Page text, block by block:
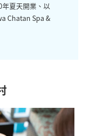
夏天開業、以
Chatan Spa &